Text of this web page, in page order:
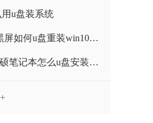
u盘装系统
黑屏怎么U盘重装win10系统-黑屏如何u盘重装win10系统
华硕笔记本怎么U盘装系统-华硕笔记本怎么u盘安装系统